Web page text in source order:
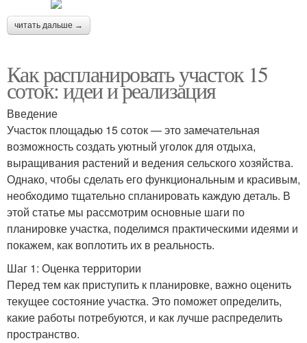
читать дальше →
Как распланировать участок 15
соток: идеи и реализация
Введение
Участок площадью 15 соток — это замечательная
возможность создать уютный уголок для отдыха,
выращивания растений и ведения сельского хозяйства.
Однако, чтобы сделать его функциональным и красивым,
необходимо тщательно спланировать каждую деталь. В
этой статье мы рассмотрим основные шаги по
планировке участка, поделимся практическими идеями и
покажем, как воплотить их в реальность.
Шаг 1: Оценка территории
Перед тем как приступить к планировке, важно оценить
текущее состояние участка. Это поможет определить,
какие работы потребуются, и как лучше распределить
пространство.